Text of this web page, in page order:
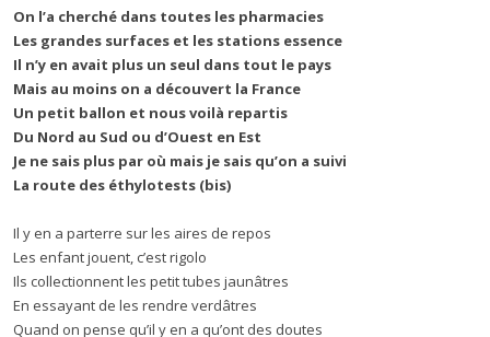
On l’a cherché dans toutes les pharmacies
Les grandes surfaces et les stations essence
Il n’y en avait plus un seul dans tout le pays
Mais au moins on a découvert la France
Un petit ballon et nous voilà repartis
Du Nord au Sud ou d’Ouest en Est
Je ne sais plus par où mais je sais qu’on a suivi
La route des éthylotests (bis)
Il y en a parterre sur les aires de repos
Les enfant jouent, c’est rigolo
Ils collectionnent les petit tubes jaunâtres
En essayant de les rendre verdâtres
Quand on pense qu’il y en a qu’ont des doutes